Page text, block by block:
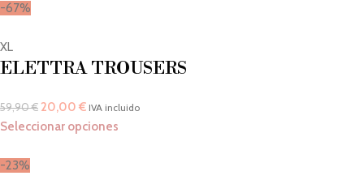
-67%
XL
ELETTRA TROUSERS
59,90€ 20,00 € IVA incluido
Seleccionar opciones
-23%